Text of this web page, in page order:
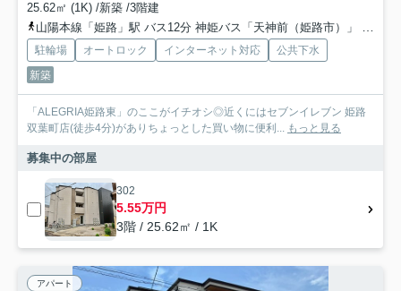
25.62㎡ (1K) /新築 /3階建
山陽本線「姫路」駅 バス12分 神姫バス「天神前（姫路市）」 停歩6分
駐輪場 オートロック インターネット対応
公共下水
新築
「ALEGRIA姫路東」のここがイチオシ◎近くにはセブンイレブン 姫路
双葉町店(徒歩4分)がありちょっとした買い物に便利... もっと見る
募集中の部屋
302
5.55万円
3階 / 25.62㎡ / 1K
アパート